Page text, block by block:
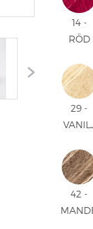
14 -
RÖD
29 -
42 -